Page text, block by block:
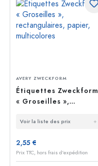
AVERY ZWECKFORM
Étiquettes Zweckform
« Groseilles »,
papier, multicolores
Voir la liste des prix
2,55 €
Prix TTC, hors frais d'expédition